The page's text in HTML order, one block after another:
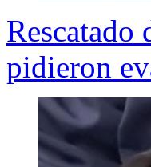
Rescatado
pidieron